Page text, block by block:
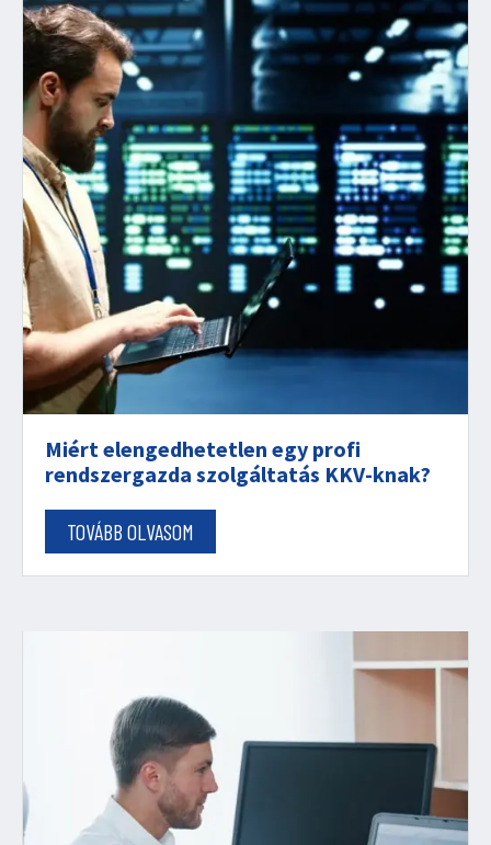
Miért elengedhetetlen egy profi
rendszergazda szolgáltatás KKV-knak?
TOVÁBB OLVASOM